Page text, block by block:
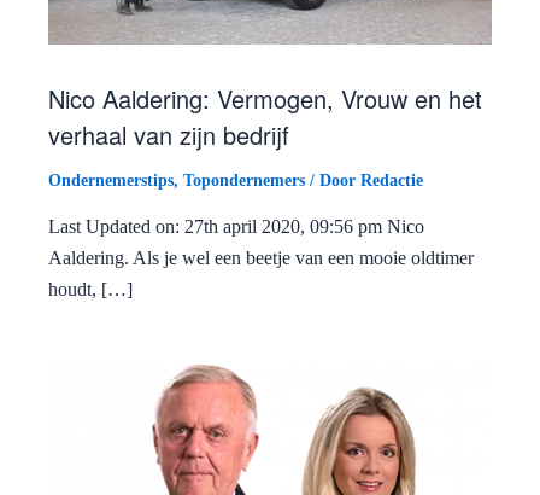
Nico Aaldering: Vermogen, Vrouw en het
verhaal van zijn bedrijf
Ondernemerstips, Topondernemers / Door Redactie
Last Updated on: 27th april 2020, 09:56 pm Nico
Aaldering. Als je wel een beetje van een mooie oldtimer
houdt, […]